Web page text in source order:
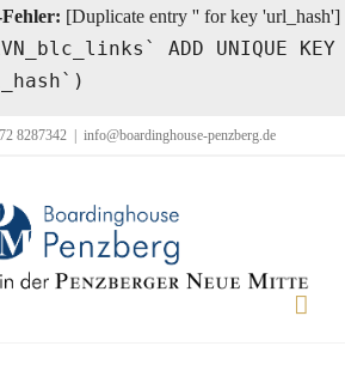
[Duplicate entry '' for key 'url_hash']
ADD UNIQUE KEY
8287342 info@boardinghouse-penzberg.de